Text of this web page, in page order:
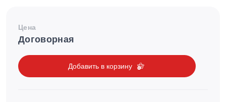
Цена
Договорная
Добавить в корзину